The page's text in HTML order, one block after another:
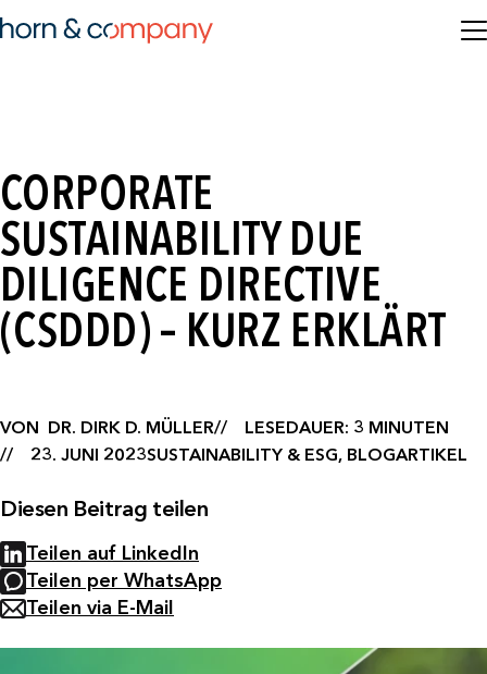
CORPORATE
SUSTAINABILITY DUE
DILIGENCE DIRECTIVE
(CSDDD) – KURZ ERKLÄRT
VON DR. DIRK D. MÜLLER
LESEDAUER: 3 MINUTEN
23. JUNI 2023SUSTAINABILITY & ESG, BLOGARTIKEL
Diesen Beitrag teilen
Teilen auf LinkedIn
Teilen per WhatsApp
Teilen via E-Mail